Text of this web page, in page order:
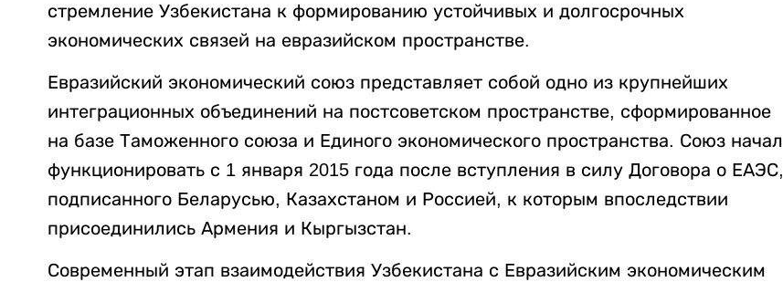
стремление Узбекистана к формированию устойчивых и долгосрочных
экономических связей на евразийском пространстве.
Евразийский экономический союз представляет собой одно из крупнейших
интеграционных объединений на постсоветском пространстве, сформированное
на базе Таможенного союза и Единого экономического пространства. Союз начал
функционировать с 1 января 2015 года после вступления в силу Договора о ЕАЭС,
подписанного Беларусью, Казахстаном и Россией, к которым впоследствии
присоединились Армения и Кыргызстан.
Современный этап взаимодействия Узбекистана с Евразийским экономическим